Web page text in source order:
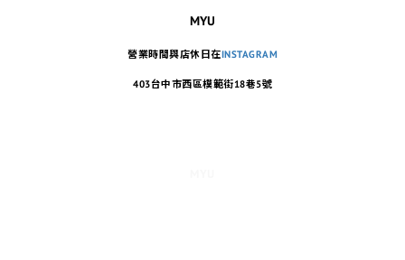
MYU
營業時間與店休日在INSTAGRAM
403台中市西區模範街18巷5號